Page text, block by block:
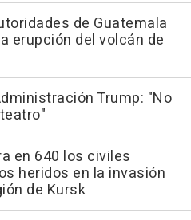
de Guatemala
erupción del volcán de
Trump: "No
en 640 los civiles
heridos en la invasión
de Kursk